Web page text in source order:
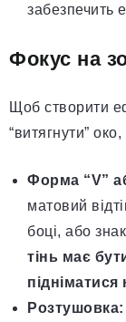
забезпечить
Фокус на
Щоб створити
“витягнути”
Форма “V”
матовий
боці, або
тінь має
Розтушовка: